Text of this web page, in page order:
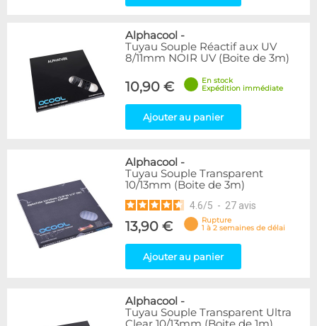
Alphacool -
Tuyau Souple Réactif aux UV
8/11mm NOIR UV (Boite de 3m)
10,90 €
En stock
Expédition immédiate
Ajouter au panier
Alphacool -
Tuyau Souple Transparent
10/13mm (Boite de 3m)
4.6/5 - 27 avis
13,90 €
Rupture
1 à 2 semaines de délai
Ajouter au panier
Alphacool -
Tuyau Souple Transparent Ultra